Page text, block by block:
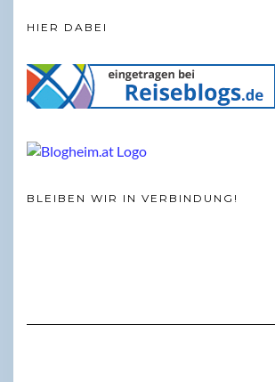
HIER DABEI
BLEIBEN WIR IN VERBINDUNG!